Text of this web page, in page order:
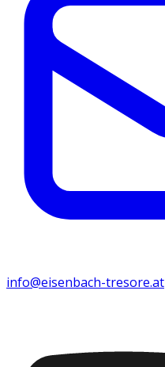
info@eisenbach-tresore.at